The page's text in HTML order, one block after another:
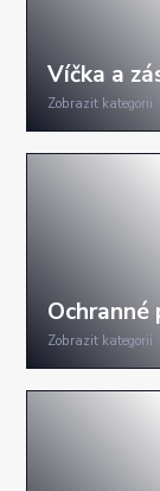
Zobrazit kategorii
Zobrazit kategorii